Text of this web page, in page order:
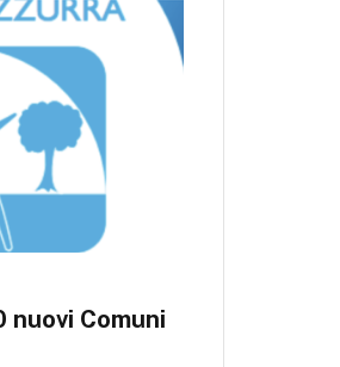
nuovi Comuni